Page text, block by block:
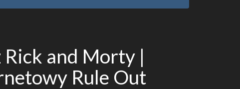
Rick and Morty |
Rule Out